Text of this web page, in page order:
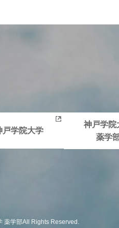
戸学院大学
神戸学院
薬学
薬学部All Rights Reserved.